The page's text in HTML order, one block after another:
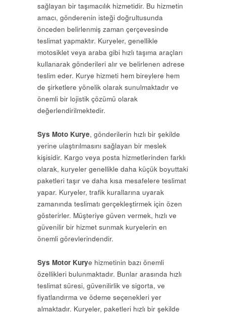
sağlayan bir taşımacılık hizmetidir. Bu hizmetin
amacı, gönderenin isteği doğrultusunda
önceden belirlenmiş zaman çerçevesinde
teslimat yapmaktır. Kuryeler, genellikle
motosiklet veya araba gibi hızlı taşıma araçları
kullanarak gönderileri alır ve belirlenen adrese
teslim eder. Kurye hizmeti hem bireylere hem
de şirketlere yönelik olarak sunulmaktadır ve
önemli bir lojistik çözümü olarak
değerlendirilmektedir.
Sys Moto Kurye, gönderilerin hızlı bir şekilde
yerine ulaştırılmasını sağlayan bir meslek
kişisidir. Kargo veya posta hizmetlerinden farklı
olarak, kuryeler genellikle daha küçük boyuttaki
paketleri taşır ve daha kısa mesafelere teslimat
yapar. Kuryeler, trafik kurallarına uyarak
zamanında teslimatı gerçekleştirmek için özen
gösterirler. Müşteriye güven vermek, hızlı ve
güvenilir bir hizmet sunmak kuryelerin en
önemli görevlerindendir.
Sys Motor Kurye hizmetinin bazı önemli
özellikleri bulunmaktadır. Bunlar arasında hızlı
teslimat süresi, güvenilirlik ve sigorta, ve
fiyatlandırma ve ödeme seçenekleri yer
almaktadır. Kuryeler, paketleri hızlı bir şekilde